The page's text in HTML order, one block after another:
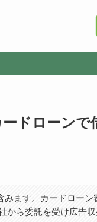
ドローン
みます。カードロー
から委託を受け広告